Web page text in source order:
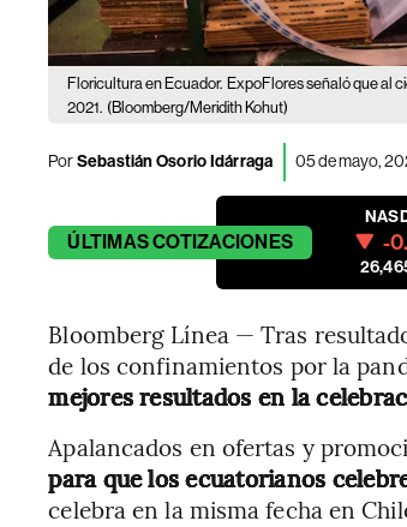
Floricultura en Ecuador. ExpoFlores señaló que al
2021. (Bloomberg/Meridith Kohut)
PorSebastián Osorio Idárraga 05 de mayo,
ÚLTIMASCOTIZACIONES -
Bloomberg Línea — Tras
de los confinamientos por la
mejores resultados en la
Apalancados en ofertas y
para que los ecuatorianos
celebra en la misma fecha en